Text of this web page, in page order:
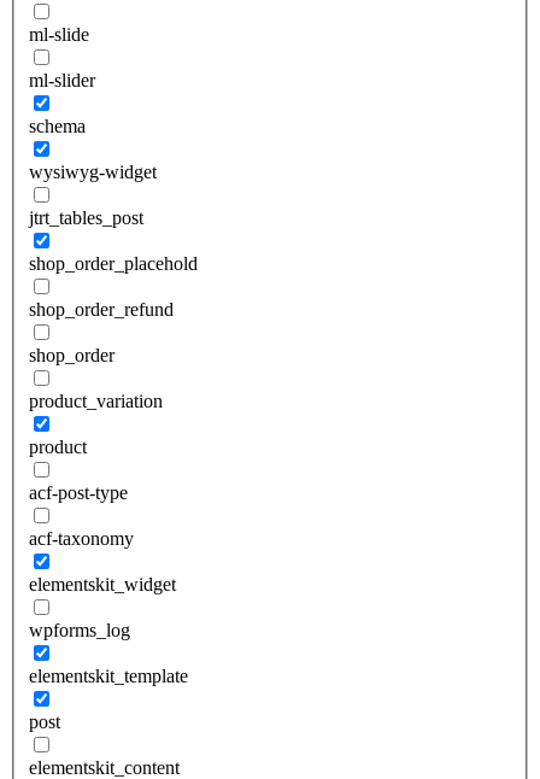
ml-slide
ml-slider
schema
wysiwyg-widget
jtrt_tables_post
shop_order_placehold
shop_order_refund
shop_order
product_variation
product
acf-post-type
acf-taxonomy
elementskit_widget
wpforms_log
elementskit_template
post
elementskit_content